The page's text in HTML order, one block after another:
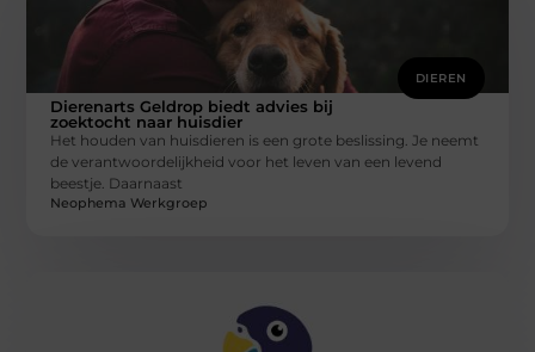
DIEREN
Dierenarts Geldrop biedt advies bij
zoektocht naar huisdier
Het houden van huisdieren is een grote beslissing. Je neemt
de verantwoordelijkheid voor het leven van een levend
beestje. Daarnaast
Neophema Werkgroep